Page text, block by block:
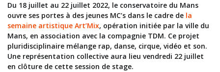
Du 18 juillet au 22 juillet 2022, le conservatoire du Mans
ouvre ses portes à des jeunes MC’s dans le cadre de la
semaine artistique Art’Mix, opération initiée par la ville du
Mans, en association avec la compagnie TDM. Ce projet
pluridisciplinaire mélange rap, danse, cirque, vidéo et son.
Une représentation collective aura lieu vendredi 22 juillet
en clôture de cette session de stage.